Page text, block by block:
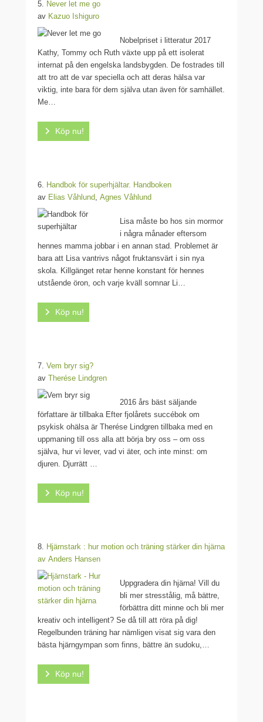
5. Never let me go
av Kazuo Ishiguro
Nobelpriset i litteratur 2017
Kathy, Tommy och Ruth växte upp på ett isolerat
internat på den engelska landsbygden. De fostrades till
att tro att de var speciella och att deras hälsa var
viktig, inte bara för dem själva utan även för samhället.
Me…
Köp nu!
6. Handbok för superhjältar. Handboken
av Elias Våhlund, Agnes Våhlund
Lisa måste bo hos sin mormor
i några månader eftersom
hennes mamma jobbar i en annan stad. Problemet är
bara att Lisa vantrivs något fruktansvärt i sin nya
skola. Killgänget retar henne konstant för hennes
utstående öron, och varje kväll somnar Li…
Köp nu!
7. Vem bryr sig?
av Therése Lindgren
2016 års bäst säljande
författare är tillbaka Efter fjolårets succébok om
psykisk ohälsa är Therése Lindgren tillbaka med en
uppmaning till oss alla att börja bry oss – om oss
själva, hur vi lever, vad vi äter, och inte minst: om
djuren. Djurrätt …
Köp nu!
8. Hjärnstark : hur motion och träning stärker din hjärna
av Anders Hansen
Uppgradera din hjärna! Vill du
bli mer stresstålig, må bättre,
förbättra ditt minne och bli mer
kreativ och intelligent? Se då till att röra på dig!
Regelbunden träning har nämligen visat sig vara den
bästa hjärngympan som finns, bättre än sudoku,…
Köp nu!